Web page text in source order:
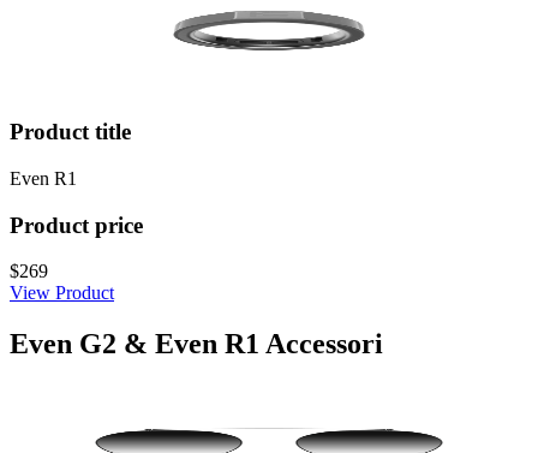
Product title
Even R1
Product price
$269
View Product
Even G2 & Even R1 Accessori